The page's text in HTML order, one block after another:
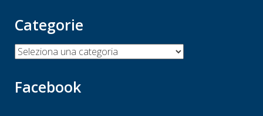
Categorie
Categorie
Facebook